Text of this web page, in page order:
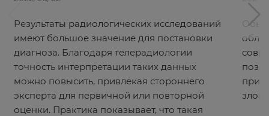
Результаты радиологических исследований
имеют большое значение для постановки
диагноза. Благодаря телерадиологии
точность интерпретации таких данных
можно повысить, привлекая стороннего
эксперта для первичной или повторной
оценки. Практика показывает, что такая